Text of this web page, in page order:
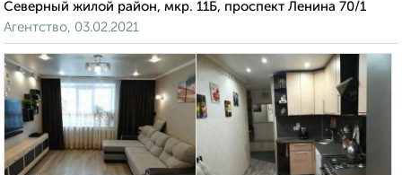
Северный жилой район, мкр. 11Б, проспект Ленина 70/1
Агентство, 03.02.2021